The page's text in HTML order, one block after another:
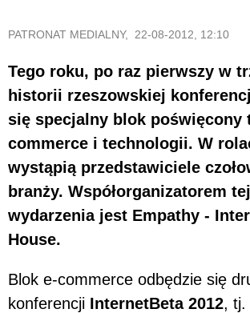
PATRONAT MEDIALNY, 22-08-2012, 12:10
Tego roku, po raz pierwszy w
historii rzeszowskiej
się specjalny blok poświęcony
commerce i technologii. W
wystąpią przedstawiciele
branży. Współorganizatorem
wydarzenia jest Empathy -
House.
Blok e-commerce odbędzie się
konferencji InternetBeta 2012, tj.